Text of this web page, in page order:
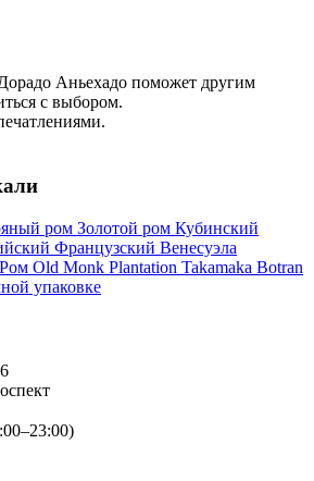
Аньехадо поможет другим
с выбором.
ром Золотой ром Кубинский
Французский Венесуэла
Ром Old Monk Plantation Takamaka Botran
упаковке